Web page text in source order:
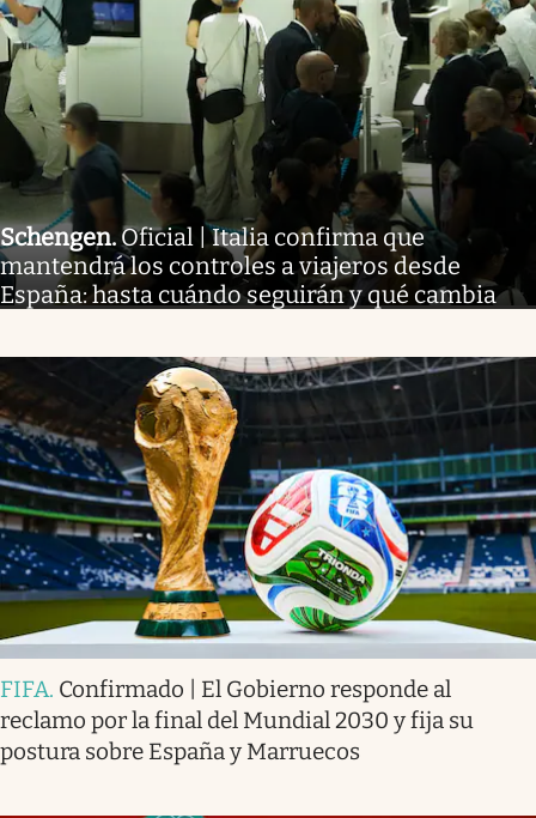
Schengen. Oficial | Italia confirma que
mantendrá los controles a viajeros desde
España: hasta cuándo seguirán y qué cambia
FIFA. Confirmado | El Gobierno responde al
reclamo por la final del Mundial 2030 y fija su
postura sobre España y Marruecos